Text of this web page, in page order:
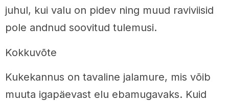
juhul, kui valu on pidev ning muud raviviisid
pole andnud soovitud tulemusi.
Kokkuvõte
Kukekannus on tavaline jalamure, mis võib
muuta igapäevast elu ebamugavaks. Kuid